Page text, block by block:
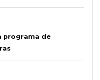
programa de